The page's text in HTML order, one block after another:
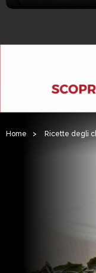
Home > Ricette degli